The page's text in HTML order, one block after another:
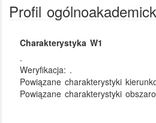
Profil
Charakterystyka W1
.
Weryfikacja: .
Powiązane charakterystyki
Powiązane charakterystyki